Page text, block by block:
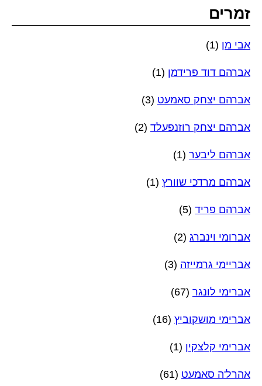
זמרים
אבי מן (1)
אברהם דוד פרידמן (1)
אברהם יצחק סאמעט (3)
אברהם יצחק רוזנפעלד (2)
אברהם ליבער (1)
אברהם מרדכי שוורץ (1)
אברהם פריד (5)
אברומי וינברג (2)
אבריימי גרמייזה (3)
אברימי לונגר (67)
אברימי מושקוביץ (16)
אברימי קלצקין (1)
אהרל'ה סאמעט (61)